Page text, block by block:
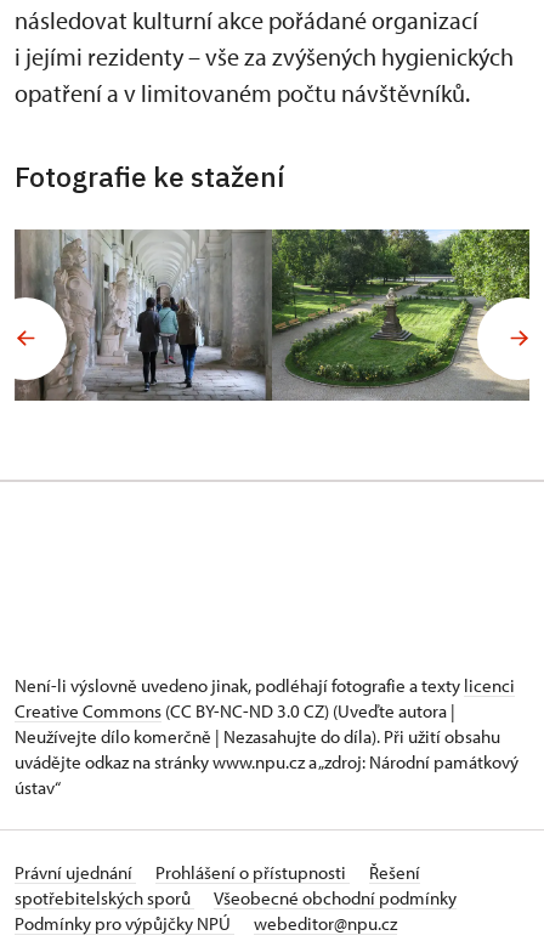
následovat kulturní akce pořádané organizací
i jejími rezidenty – vše za zvýšených hygienických
opatření a v limitovaném počtu návštěvníků.
Fotografie ke stažení
Není-li výslovně uvedeno jinak, podléhají fotografie a texty licenci
Creative Commons (CC BY-NC-ND 3.0 CZ) (Uveďte autora |
Neužívejte dílo komerčně | Nezasahujte do díla). Při užití obsahu
uvádějte odkaz na stránky www.npu.cz a „zdroj: Národní památkový
ústav“
Právní ujednání Prohlášení o přístupnosti
Řešení
spotřebitelských sporů
Všeobecné obchodní podmínky
Podmínky pro výpůjčky NPÚ
webeditor@npu.cz